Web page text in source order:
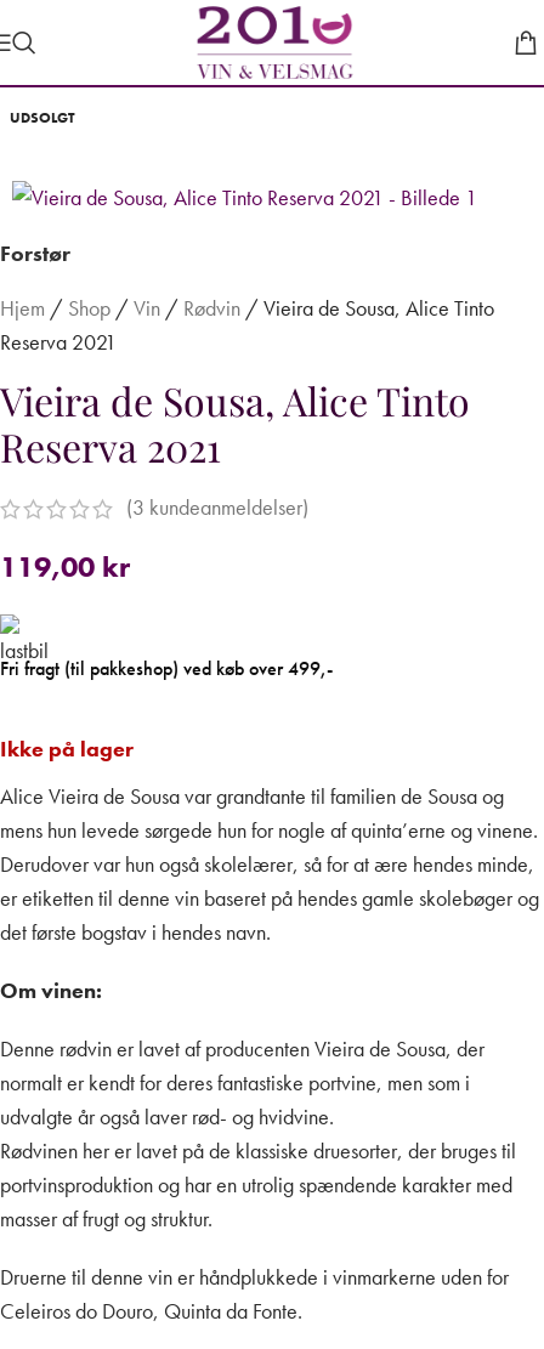
UDSOLGT
Forstør
Hjem / Shop / Vin / Rødvin / Vieira de Sousa, Alice Tinto
Reserva 2021
Vieira de Sousa, Alice Tinto
Reserva 2021
(3 kundeanmeldelser)
119,00 kr
Fri fragt (til pakkeshop) ved køb over 499,-
Ikke på lager
Alice Vieira de Sousa var grandtante til familien de Sousa og
mens hun levede sørgede hun for nogle af quinta’erne og vinene.
Derudover var hun også skolelærer, så for at ære hendes minde,
er etiketten til denne vin baseret på hendes gamle skolebøger og
det første bogstav i hendes navn.
Om vinen:
Denne rødvin er lavet af producenten Vieira de Sousa, der
normalt er kendt for deres fantastiske portvine, men som i
udvalgte år også laver rød- og hvidvine.
Rødvinen her er lavet på de klassiske druesorter, der bruges til
portvinsproduktion og har en utrolig spændende karakter med
masser af frugt og struktur.
Druerne til denne vin er håndplukkede i vinmarkerne uden for
Celeiros do Douro, Quinta da Fonte.